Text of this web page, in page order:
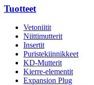
Tuotteet
Vetoniitit
Niittimutterit
Insertit
Puristekiinnikkeet
KD-Mutterit
Kierre-elementit
Expansion Plug